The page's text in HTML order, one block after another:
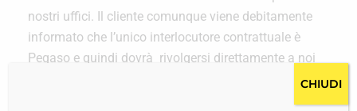
nostri uffici. Il cliente comunque viene debitamente
informato che l’unico interlocutore contrattuale è
Pegaso e quindi dovrà rivolgersi direttamente a noi
per assistenza e per eventuali reclami e richieste diCHIUDI